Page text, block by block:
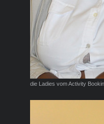
die Ladies vom Activity